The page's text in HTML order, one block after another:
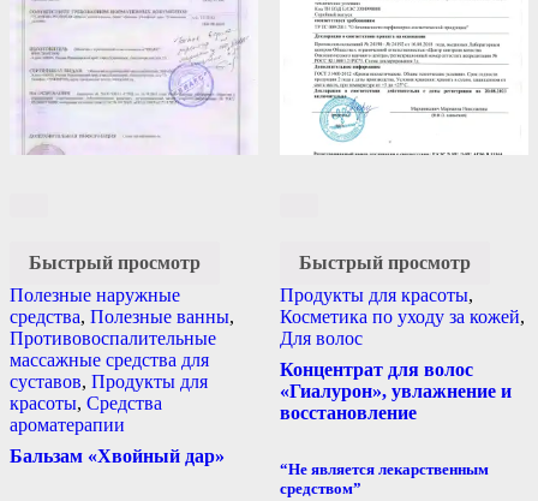
Быстрый просмотр
Полезные наружные
средства, Полезные ванны,
Противовоспалительные
массажные средства для
суставов, Продукты для
красоты, Средства
ароматерапии
Бальзам «Хвойный дар»
Быстрый просмотр
Продукты для красоты,
Косметика по уходу за кожей,
Для волос
Концентрат для волос
«Гиалурон», увлажнение и
восстановление
“Не является лекарственным
средством”